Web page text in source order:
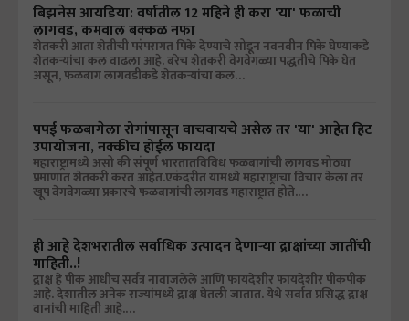
बिझनेस आयडिया: वर्षातील 12 महिने ही करा 'या' फळाची
लागवड, कमवाल बक्कळ नफा
शेतकरी आता शेतीची परंपरागत पिके देण्याचे सोडून नवनवीन पिके घेण्याकडे
शेतकऱ्यांचा कल वाढला आहे. बरेच शेतकरी वेगवेगळ्या पद्धतीचे पिके घेत
असून, फळबाग लागवडीकडे शेतकऱ्यांचा कल…
पपई फळबागेला रोगांपासून वाचवायचे असेल तर 'या' आहेत हिट
उपायोजना, नक्कीच होईल फायदा
महाराष्ट्रामध्ये असो की संपूर्ण भारतातविविध फळबागांची लागवड मोठ्या
प्रमाणात शेतकरी करत आहेत.एकंदरीत यामध्ये महाराष्ट्राचा विचार केला तर
खूप वेगवेगळ्या प्रकारचे फळबागांची लागवड महाराष्ट्रात होते.…
ही आहे देशभरातील सर्वाधिक उत्पादन देणाऱ्या द्राक्षांच्या जातींची
माहिती..!
द्राक्ष हे पीक आधीच सर्वत्र नावाजलेले आणि फायदेशीर फायदेशीर पीकपीक
आहे. देशातील अनेक राज्यांमध्ये द्राक्ष घेतली जातात. येथे सर्वात प्रसिद्ध द्राक्ष
वानांची माहिती आहे.…